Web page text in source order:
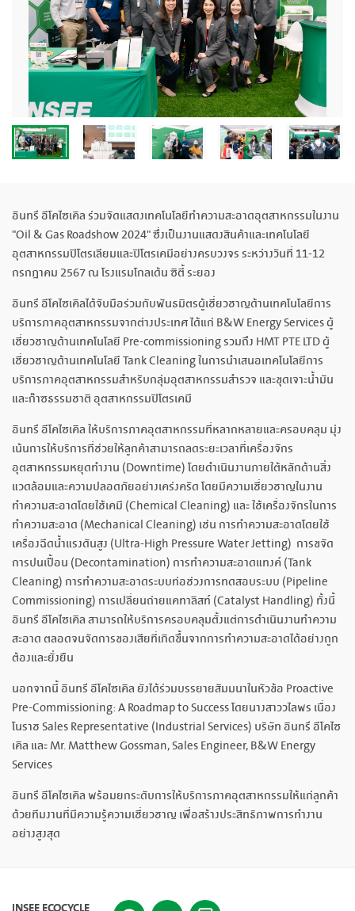
อินทรี อีโคไซเคิล ร่วมจัดแสดงเทคโนโลยีทำความสะอาดอุตสาหกรรมในงาน
"Oil & Gas Roadshow 2024" ซึ่งเป็นงานแสดงสินค้าและเทคโนโลยี
อุตสาหกรรมปิโตรเลียมและปิโตรเคมีอย่างครบวงจร ระหว่างวันที่ 11-12
กรกฎาคม 2567 ณ โรงแรมโกลเด้น ซิตี้ ระยอง
อินทรี อีโคไซเคิลได้จับมือร่วมกับพันธมิตรผู้เชี่ยวชาญด้านเทคโนโลยีการ
บริการภาคอุตสาหกรรมจากต่างประเทศ ได้แก่ B&W Energy Services ผู้
เชี่ยวชาญด้านเทคโนโลยี Pre-commissioning รวมถึง HMT PTE LTD ผู้
เชี่ยวชาญด้านเทคโนโลยี Tank Cleaning ในการนำเสนอเทคโนโลยีการ
บริการภาคอุตสาหกรรมสำหรับกลุ่มอุตสาหกรรมสำรวจ และขุดเจาะน้ำมัน
และก๊าซธรรมชาติ อุตสาหกรรมปิโตรเคมี
อินทรี อีโคไซเคิล ให้บริการภาคอุตสาหกรรมที่หลากหลายและครอบคลุม มุ่ง
เน้นการให้บริการที่ช่วยให้ลูกค้าสามารถลดระยะเวลาที่เครื่องจักร
อุตสาหกรรมหยุดทำงาน (Downtime) โดยดำเนินงานภายใต้หลักด้านสิ่ง
แวดล้อมและความปลอดภัยอย่างเคร่งครัด โดยมีความเชี่ยวชาญในงาน
ทำความสะอาดโดยใช้เคมี (Chemical Cleaning) และ ใช้เครื่องจักรในการ
ทำความสะอาด (Mechanical Cleaning) เช่น การทำความสะอาดโดยใช้
เครื่องฉีดน้ำแรงดันสูง (Ultra-High Pressure Water Jetting) การขจัด
การปนเปื้อน (Decontamination) การทำความสะอาดแทงค์ (Tank
Cleaning) การทำความสะอาดระบบท่อช่วงการทดสอบระบบ (Pipeline
Commissioning) การเปลี่ยนถ่ายแคทาลิสท์ (Catalyst Handling) ทั้งนี้
อินทรี อีโคไซเคิล สามารถให้บริการครอบคลุมตั้งแต่การดำเนินงานทำความ
สะอาด ตลอดจนจัดการของเสียที่เกิดขึ้นจากการทำความสะอาดได้อย่างถูก
ต้องและยั่งยืน
นอกจากนี้ อินทรี อีโคไซเคิล ยังได้ร่วมบรรยายสัมมนาในหัวข้อ Proactive
Pre-Commissioning: A Roadmap to Success โดยนางสาววไลพร เนื่อง
โนราช Sales Representative (Industrial Services) บริษัท อินทรี อีโคไซ
เคิล และ Mr. Matthew Gossman, Sales Engineer, B&W Energy
Services
อินทรี อีโคไซเคิล พร้อมยกระดับการให้บริการภาคอุตสาหกรรมให้แก่ลูกค้า
ด้วยทีมงานที่มีความรู้ความเชี่ยวชาญ เพื่อสร้างประสิทธิภาพการทำงาน
อย่างสูงสุด